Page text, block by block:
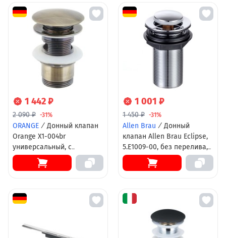
1 442 ₽
2 090 ₽ -31%
ORANGE / Донный клапан
Orange X1-004br
универсальный, с
переливом, клик-клак,
бронза
1 001 ₽
1 450 ₽ -31%
Allen Brau / Донный
клапан Allen Brau Eclipse,
5.E1009-00, без перелива,
хром